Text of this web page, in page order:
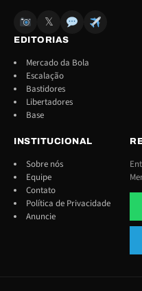
𝕏
EDITORIAS
Mercado da Bola
Escalação
Bastidores
Libertadores
Base
INSTITUCIONAL
Sobre nós
Equipe
Contato
Política de Privacidade
Anuncie